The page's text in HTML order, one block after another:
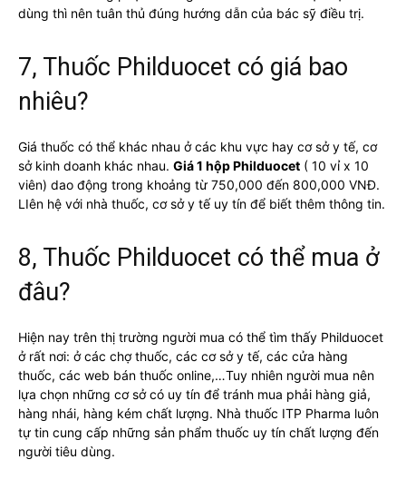
dùng thì nên tuân thủ đúng hướng dẫn của bác sỹ điều trị.
7, Thuốc Philduocet có giá bao
nhiêu?
Giá thuốc có thể khác nhau ở các khu vực hay cơ sở y tế, cơ
sở kinh doanh khác nhau. Giá 1 hộp Philduocet ( 10 vỉ x 10
viên) dao động trong khoảng từ 750,000 đến 800,000 VNĐ.
LIên hệ với nhà thuốc, cơ sở y tế uy tín để biết thêm thông tin.
8, Thuốc Philduocet có thể mua ở
đâu?
Hiện nay trên thị trường người mua có thể tìm thấy Philduocet
ở rất nơi: ở các chợ thuốc, các cơ sở y tế, các cửa hàng
thuốc, các web bán thuốc online,…Tuy nhiên người mua nên
lựa chọn những cơ sở có uy tín để tránh mua phải hàng giả,
hàng nhái, hàng kém chất lượng. Nhà thuốc ITP Pharma luôn
tự tin cung cấp những sản phẩm thuốc uy tín chất lượng đến
người tiêu dùng.